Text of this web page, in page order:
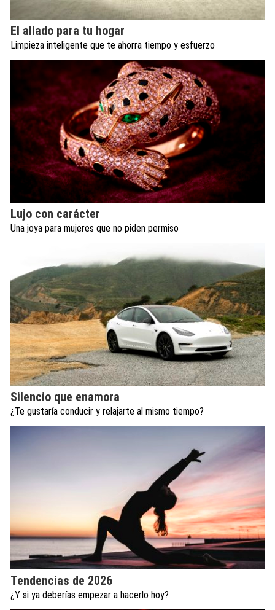
El aliado para tu hogar
Limpieza inteligente que te ahorra tiempo y esfuerzo
Lujo con carácter
Una joya para mujeres que no piden permiso
Silencio que enamora
¿Te gustaría conducir y relajarte al mismo tiempo?
Tendencias de 2026
¿Y si ya deberías empezar a hacerlo hoy?